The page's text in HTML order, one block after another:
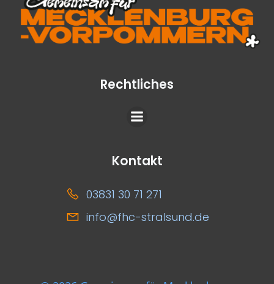
Kontakt
03831 30 71 271
info@fhc-stralsund.de
Rechtliches